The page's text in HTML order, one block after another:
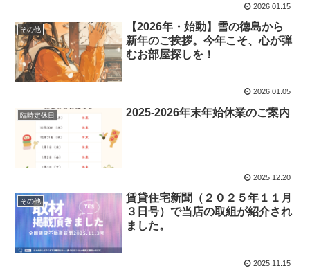
2026.01.15
その他
【2026年・始動】雪の徳島から
新年のご挨拶。今年こそ、心が弾
むお部屋探しを！
2026.01.05
臨時定休日 2025-2026年末年始休業のご案内
2025.12.20
その他
賃貸住宅新聞（２０２５年１１月
３日号）で当店の取組が紹介され
ました。
2025.11.15